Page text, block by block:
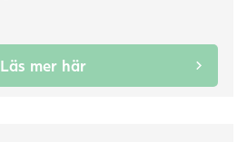
Läs mer här